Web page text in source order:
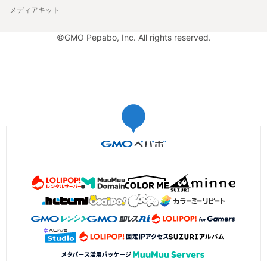
メディアキット
©GMO Pepabo, Inc. All rights reserved.